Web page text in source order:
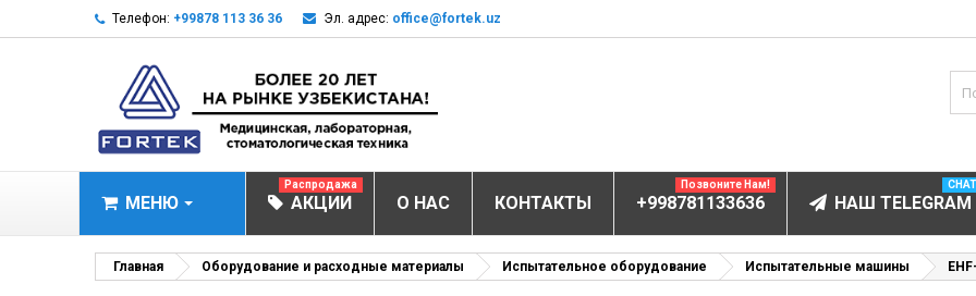
Телефон: +99878 113 36 36 Эл. адрес: office@fortek.uz
МЕНЮ
МЕДИЦИНСКОЕ ОБОРУДОВАНИЕ
АКЦИИ
Распродажа
О НАС КОНТАКТЫ +998781133636
Позвоните Нам!
НАШ TELEGRAM
CHAT
Главная Оборудование и расходные материалы Испытательное оборудование Испытательные машины